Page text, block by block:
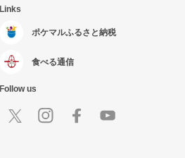
Links
ポケマルふるさと納税
食べる通信
Follow us